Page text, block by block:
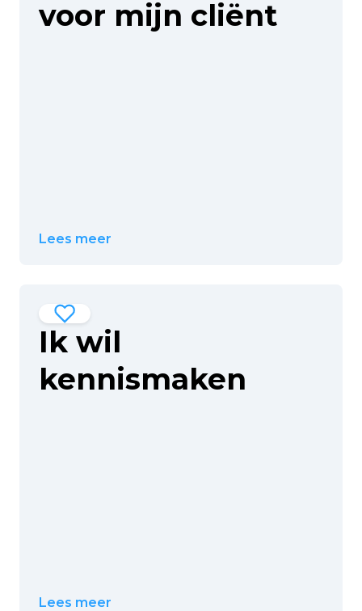
voor mijn cliënt
Lees meer
Ik wil
kennismaken
Lees meer